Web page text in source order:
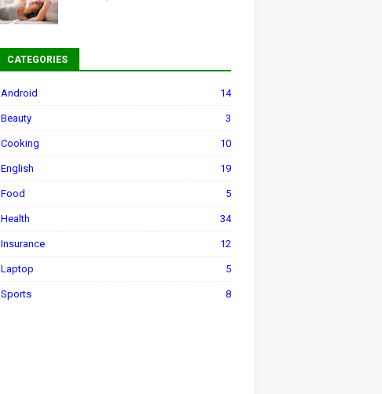
CATEGORIES
Android 14
Beauty 3
Cooking 10
English 19
Food 5
Health 34
Insurance 12
Laptop 5
Sports 8